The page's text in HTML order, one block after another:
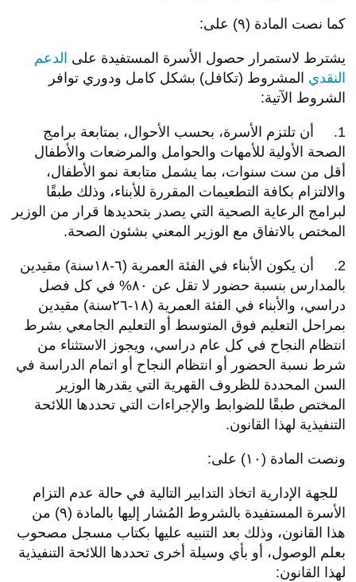
كما نصت المادة (٩) على:
يشترط لاستمرار حصول الأسرة المستفيدة على الدعم
النقدي المشروط (تكافل) بشكل كامل ودوري توافر
الشروط الآتية:
1. أن تلتزم الأسرة، بحسب الأحوال، بمتابعة برامج
الصحة الأولية للأمهات والحوامل والمرضعات والأطفال
أقل من ست سنوات، بما يشمل متابعة نمو الأطفال،
والالتزام بكافة التطعيمات المقررة للأبناء، وذلك طبقًا
لبرامج الرعاية الصحية التي يصدر بتحديدها قرار من الوزير
المختص بالاتفاق مع الوزير المعني بشئون الصحة.
2. أن يكون الأبناء في الفئة العمرية (٦-١٨سنة) مقيدين
بالمدارس بنسبة حضور لا تقل عن ٨٠% في كل فصل
دراسي، والأبناء في الفئة العمرية (١٨-٢٦سنة) مقيدين
بمراحل التعليم فوق المتوسط أو التعليم الجامعي بشرط
انتظام النجاح في كل عام دراسي، ويجوز الاستثناء من
شرط نسبة الحضور أو انتظام النجاح أو اتمام الدراسة في
السن المحددة للظروف القهرية التي يقدرها الوزير
المختص طبقًا للضوابط والإجراءات التي تحددها اللائحة
التنفيذية لهذا القانون.
ونصت المادة (١٠) على:
للجهة الإدارية اتخاذ التدابير التالية في حالة عدم التزام
الأسرة المستفيدة بالشروط المُشار إليها بالمادة (٩) من
هذا القانون، وذلك بعد التنبيه عليها بكتاب مسجل مصحوب
بعلم الوصول، أو بأي وسيلة أخرى تحددها اللائحة التنفيذية
لهذا القانون: